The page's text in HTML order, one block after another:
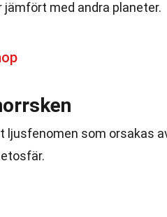
med andra planeter.
ljusfenomen som orsakas